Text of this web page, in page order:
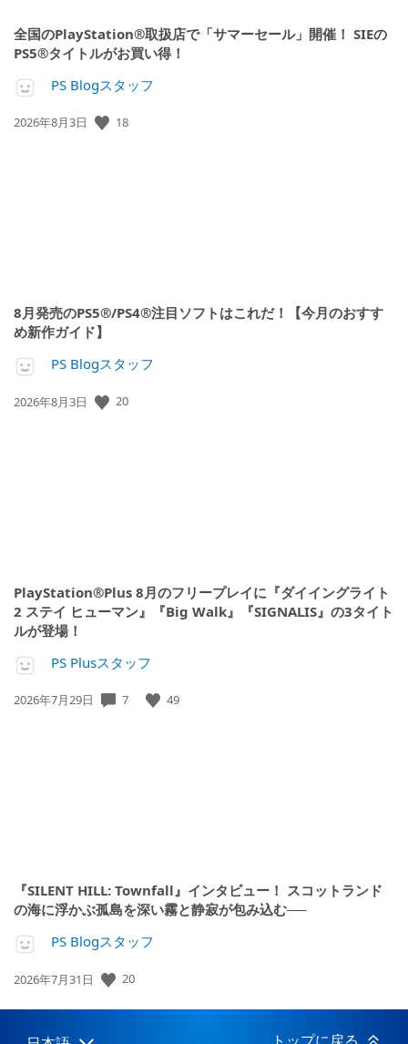
全国のPlayStation®取扱店で「サマーセール」開催！ SIEの
PS5®タイトルがお買い得！
PS Blogスタッフ
公
2026年8月3日 18
8月発売のPS5®/PS4®注目ソフトはこれだ！【今月のおすす
め新作ガイド】
PS Blogスタッフ
公
2026年8月3日 20
PlayStation®Plus 8月のフリープレイに『ダイイングライト
2 ステイ ヒューマン』『Big Walk』『SIGNALIS』の3タイト
ルが登場！
PS Plusスタッフ
公
2026年7月29日 7 49
『SILENT HILL: Townfall』インタビュー！ スコットランド
の海に浮かぶ孤島を深い霧と静寂が包み込む──
PS Blogスタッフ
公
日:
2026年7月31日 20